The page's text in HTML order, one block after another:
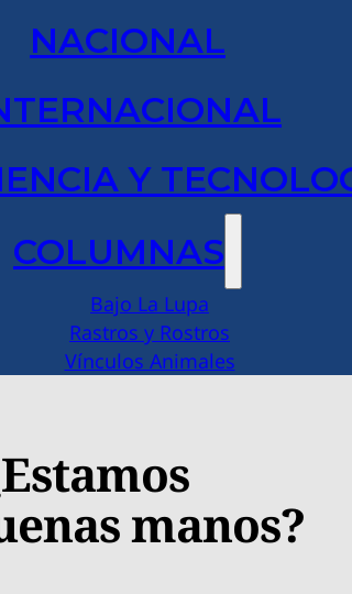
NACIONAL
Y
COLUMNAS
Bajo La Lupa
Rastros y Rostros
Vínculos Animales
manos?